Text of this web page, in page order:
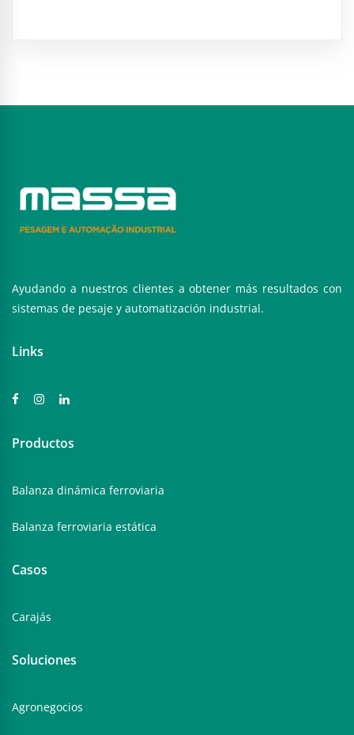
Ayudando a nuestros clientes a obtener más resultados con
sistemas de pesaje y automatización industrial.
Links
Productos
Balanza dinámica ferroviaria
Balanza ferroviaria estática
Casos
Carajás
Soluciones
Agronegocios